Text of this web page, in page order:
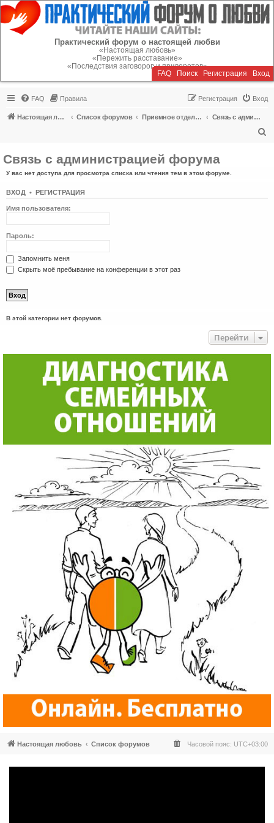
Регистрация
Практический форум о настоящей любви
«Настоящая любовь»
«Пережить расставание»
«Последствия заговоров и приворотов»
FAQ Поиск Регистрация Вход
FAQ Правила Вход
Регистрация
Настоящая любовь Список форумов Приемное отделение
Связь с администрацией форума
Связь с администрацией форума
У вас нет доступа для просмотра списка или чтения тем в этом форуме.
ВХОД • РЕГИСТРАЦИЯ
Имя пользователя:
Пароль:
Запомнить меня
Скрыть моё пребывание на конференции в этот раз
В этой категории нет форумов.
Перейти
Настоящая любовь Список форумов Часовой пояс: UTC+03:00